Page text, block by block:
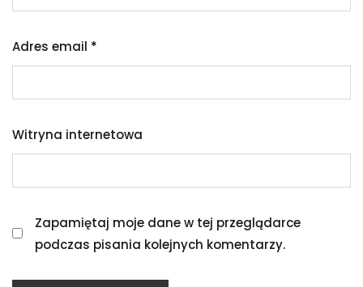
Adres email *
Witryna internetowa
Zapamiętaj moje dane w tej przeglądarce
podczas pisania kolejnych komentarzy.